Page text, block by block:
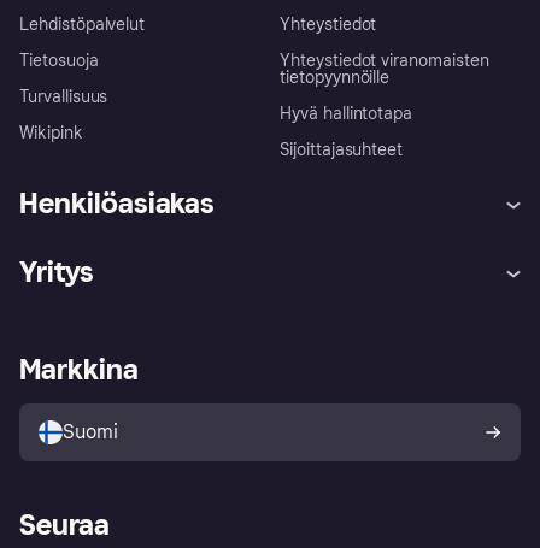
Lehdistöpalvelut
Tietosuoja
Turvallisuus
Wikipink
Yhteystiedot
Yhteystiedot viranomaisten
tietopyynnöille
Hyvä hallintotapa
Sijoittajasuhteet
Henkilöasiakas
Kirjaudu sisään
Tutustu kauppoihin
Ostajan turva
Yritys
Kirjaudu sisään yrityksenä
Markkina
Suomi
Seuraa